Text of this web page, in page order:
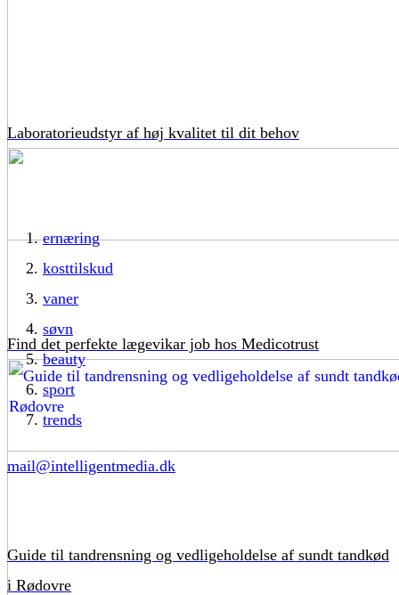
Laboratorieudstyr af høj kvalitet til dit behov
Find det perfekte lægevikar job hos Medicotrust
Guide til tandrensning og vedligeholdelse af sundt tandkød
i Rødovre
ernæring
kosttilskud
vaner
søvn
beauty
sport
trends
mail@intelligentmedia.dk